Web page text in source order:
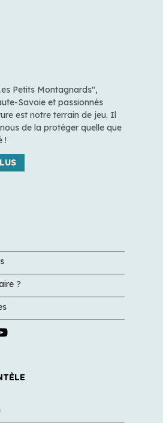
Petits Montagnards",
Savoie et passionnés
est notre terrain de jeu. Il
de la protéger quelle que
!
?